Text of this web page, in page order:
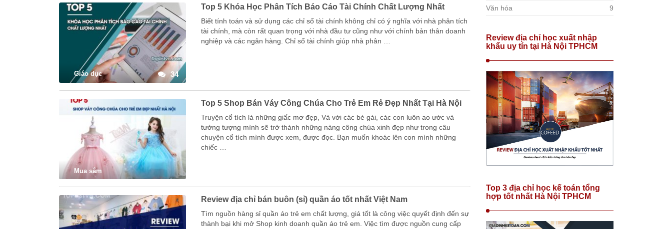
Giáo dục 34
Top 5 Khóa Học Phân Tích Báo Cáo Tài Chính Chất Lượng Nhất
Biết tính toán và sử dụng các chỉ số tài chính không chỉ có ý nghĩa với nhà phân tích
tài chính, mà còn rất quan trọng với nhà đầu tư cũng như với chính bản thân doanh
nghiệp và các ngân hàng. Chỉ số tài chính giúp nhà phân …
Mua sắm
Top 5 Shop Bán Váy Công Chúa Cho Trẻ Em Rẻ Đẹp Nhất Tại Hà Nội
Truyện cổ tích là những giấc mơ đẹp, Và với các bé gái, các con luôn ao ước và
tưởng tượng mình sẽ trở thành những nàng công chúa xinh đẹp như trong câu
chuyện cổ tích mình được xem, được đọc. Bạn muốn khoác lên con mình những
chiếc …
Review địa chỉ bán buôn (sỉ) quần áo tốt nhất Việt Nam
Tìm nguồn hàng sỉ quần áo trẻ em chất lượng, giá tốt là công việc quyết định đến sự
thành bại khi mở Shop kinh doanh quần áo trẻ em. Việc tìm được nguồn cung cấp
Văn hóa
9
Review địa chỉ học xuất nhập
khẩu uy tín tại Hà Nội TPHCM
Top 3 địa chỉ học kế toán tổng
hợp tốt nhất Hà Nội TPHCM